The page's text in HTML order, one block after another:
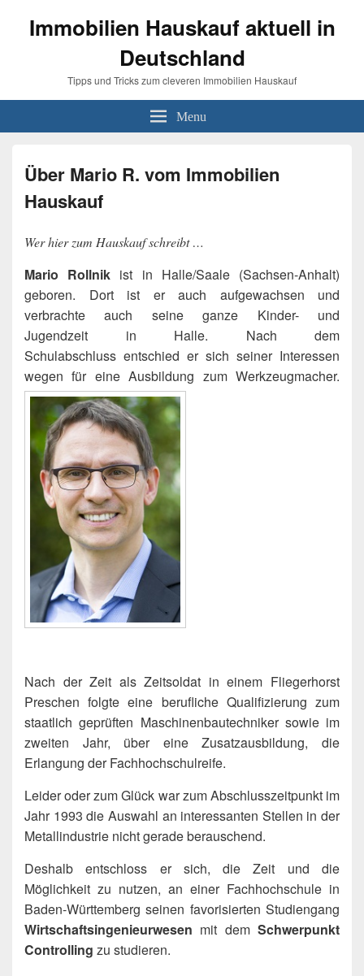
Immobilien Hauskauf aktuell in
Deutschland
Tipps und Tricks zum cleveren Immobilien Hauskauf
Menu
Über Mario R. vom Immobilien
Hauskauf
Wer hier zum Hauskauf schreibt …
Mario Rollnik ist in Halle/Saale (Sachsen-Anhalt)
geboren. Dort ist er auch aufgewachsen und
verbrachte auch seine ganze Kinder- und
Jugendzeit in Halle. Nach dem
Schulabschluss entschied er sich seiner Interessen
wegen für eine Ausbildung zum Werkzeugmacher.
Nach der Zeit als Zeitsoldat in einem Fliegerhorst
Preschen folgte eine berufliche Qualifizierung zum
staatlich geprüften Maschinenbautechniker sowie im
zweiten Jahr, über eine Zusatzausbildung, die
Erlangung der Fachhochschulreife.
Leider oder zum Glück war zum Abschlusszeitpunkt im
Jahr 1993 die Auswahl an interessanten Stellen in der
Metallindustrie nicht gerade berauschend.
Deshalb entschloss er sich, die Zeit und die
Möglichkeit zu nutzen, an einer Fachhochschule in
Baden-Württemberg seinen favorisierten Studiengang
Wirtschaftsingenieurwesen mit dem Schwerpunkt
Controlling zu studieren.